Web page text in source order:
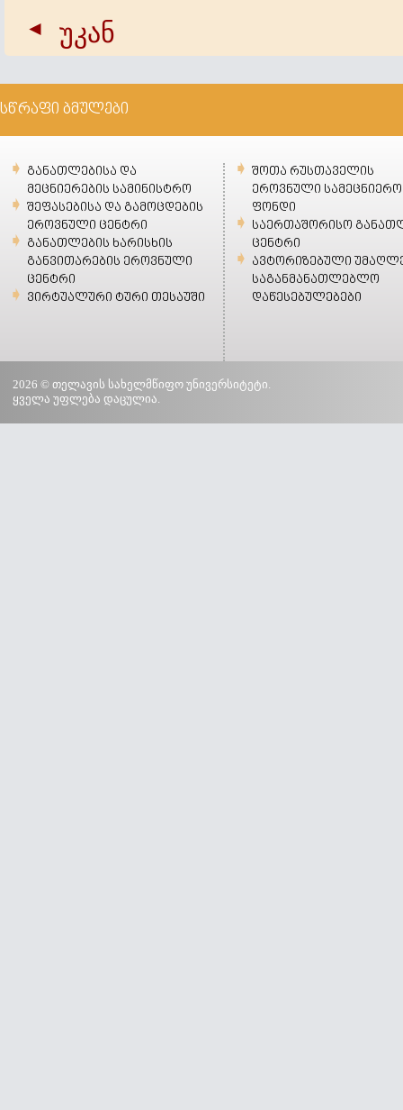
უკან
სწრაფი ბმულები
განათლებისა და
მეცნიერების სამინისტრო
შეფასებისა და გამოცდების
ეროვნული ცენტრი
განათლების ხარისხის
განვითარების ეროვნული
ცენტრი
ვირტუალური ტური თესაუში
შოთა რუსთაველის
ეროვნული სამეცნიერო
ფონდი
საერთაშორისო
ცენტრი
ავტორიზებული
საგანმანათლებლო
დაწესებულებები
2026 © თელავის სახელმწიფო უნივერსიტეტი.
ყველა უფლება დაცულია.